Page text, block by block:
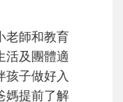
讀懂父親的
總是在一次
孩子一起長
，到獨立自